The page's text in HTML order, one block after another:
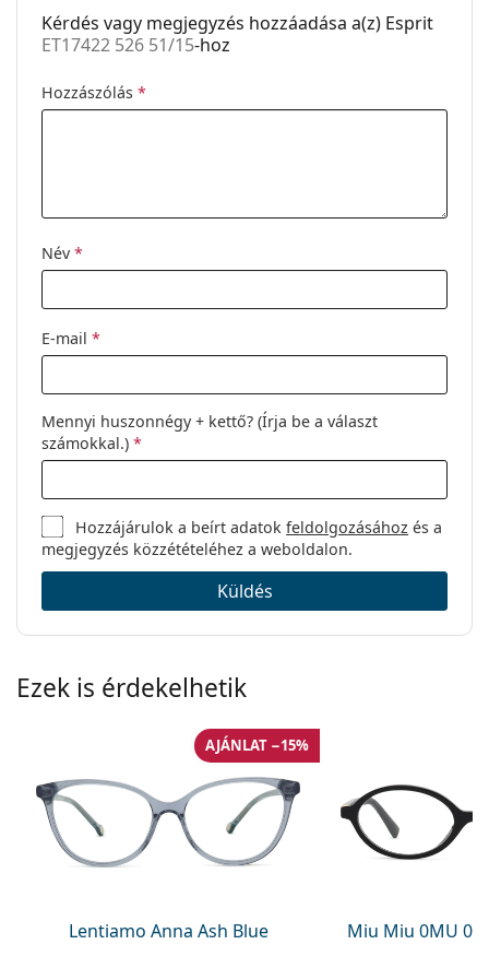
Nem:
Női
Márka:
Kérdés vagy megjegyzés hozzáadása a(z) Esprit
ET17422 526 51/15-hoz
Hozzászólás *
Név *
E-mail *
Mennyi huszonnégy + kettő? (Írja be a választ
számokkal.) *
Hozzájárulok a beírt adatokfeldolgozásához és a
megjegyzés közzétételéhez a weboldalon.
Küldés
Ezek is érdekelhetik
Lentiamo Anna Ash Blue
AJÁNLAT −15%
Miu Miu 0MU